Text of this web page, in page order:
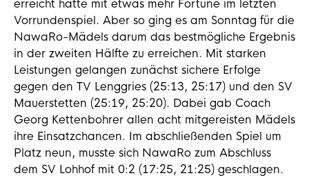
erreicht hätte mit etwas mehr Fortune im letzten
Vorrundenspiel. Aber so ging es am Sonntag für die
NawaRo-Mädels darum das bestmögliche Ergebnis
in der zweiten Hälfte zu erreichen. Mit starken
Leistungen gelangen zunächst sichere Erfolge
gegen den TV Lenggries (25:13, 25:17) und den SV
Mauerstetten (25:19, 25:20). Dabei gab Coach
Georg Kettenbohrer allen acht mitgereisten Mädels
ihre Einsatzchancen. Im abschließenden Spiel um
Platz neun, musste sich NawaRo zum Abschluss
dem SV Lohhof mit 0:2 (17:25, 21:25) geschlagen.